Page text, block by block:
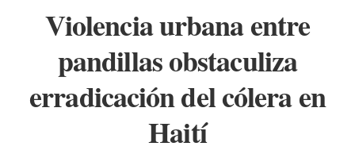
Violencia urbana entre
pandillas obstaculiza
erradicación del cólera en
Haití